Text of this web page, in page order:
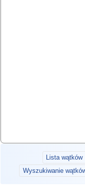
Lista wątków
Wyszukiwanie